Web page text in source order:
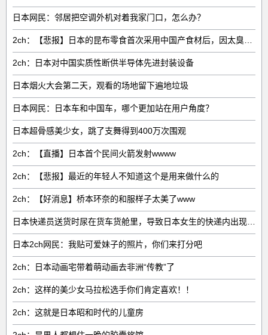
日本网民：邻居把空调外机对着我家门口，怎么办？
2ch：日本对中国实质性断供半导体先进封装设备
日本烟火大会第二天，观看的场地留下遍地垃圾
日本网民：日本车和中国车，哪个更加站在用户角度？
日本超骨感美少女，跳了支舞得到400万次围观
2ch：【直播】日本首个民间火箭发射wwww
2ch：【悲报】最近的年轻人不知道这个是用来做什么的
2ch：【好消息】桥本环奈的和服样子太美了www
日本2ch网民：我贴可爱妹子的照片，你们来打分吧
2ch：日本动画宅带着萌动画去非洲“传教”了
2ch：这样的美少女马拉松选手你们肯定喜欢！！
2ch：这就是日本昭和时代的儿童房